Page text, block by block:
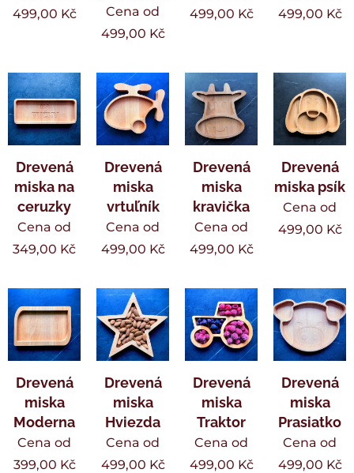
499,00 Kč
Cena od
499,00 Kč
499,00 Kč
499,00 Kč
Drevená
miska na
ceruzky
Cena od
349,00 Kč
Drevená
miska
vrtuľník
Cena od
499,00 Kč
Drevená
miska
kravička
Cena od
499,00 Kč
Drevená
miska psík
Cena od
499,00 Kč
Drevená
miska
Moderna
Cena od
399,00 Kč
Drevená
miska
Hviezda
Cena od
499,00 Kč
Drevená
miska
Traktor
Cena od
499,00 Kč
Drevená
miska
Prasiatko
Cena od
499,00 Kč